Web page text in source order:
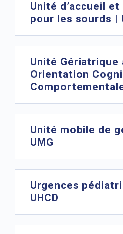
Unité d’accueil
pour les sourds |
Unité Gériatrique
Orientation
Comportementale
Unité mobile de
UMG
Urgences
UHCD